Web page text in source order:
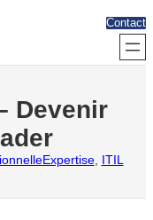
Contact
Devenir
Expertise, ITIL